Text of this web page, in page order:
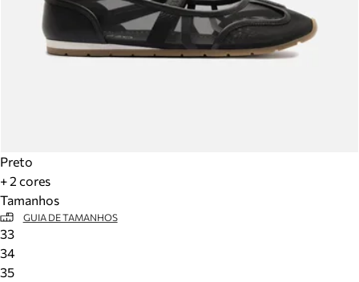
Preto
+ 2 cores
Tamanhos
GUIA DE TAMANHOS
33
34
35